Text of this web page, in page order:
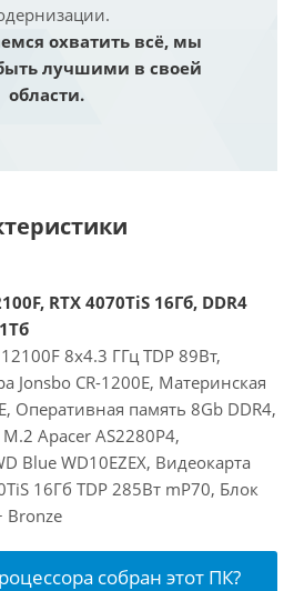
охватить всё, мы
лучшими в своей
области.
RTX 4070TiS 16Гб, DDR4
8x4.3 ГГц TDP 89Вт,
Jonsbo CR-1200E, Материнская
Оперативная память 8Gb DDR4,
Apacer AS2280P4,
Blue WD10EZEX, Видеокарта
16Гб TDP 285Вт mP70, Блок
Bronze
собран этот ПК?